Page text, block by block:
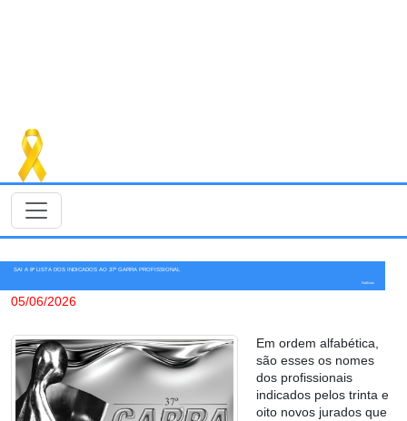
SAI A 8ª LISTA DOS INDICADOS AO 37º GARRA PROFISSIONAL
Notícias
05/06/2026
Em ordem alfabética,
são esses os nomes
dos profissionais
indicados pelos trinta e
oito novos jurados que